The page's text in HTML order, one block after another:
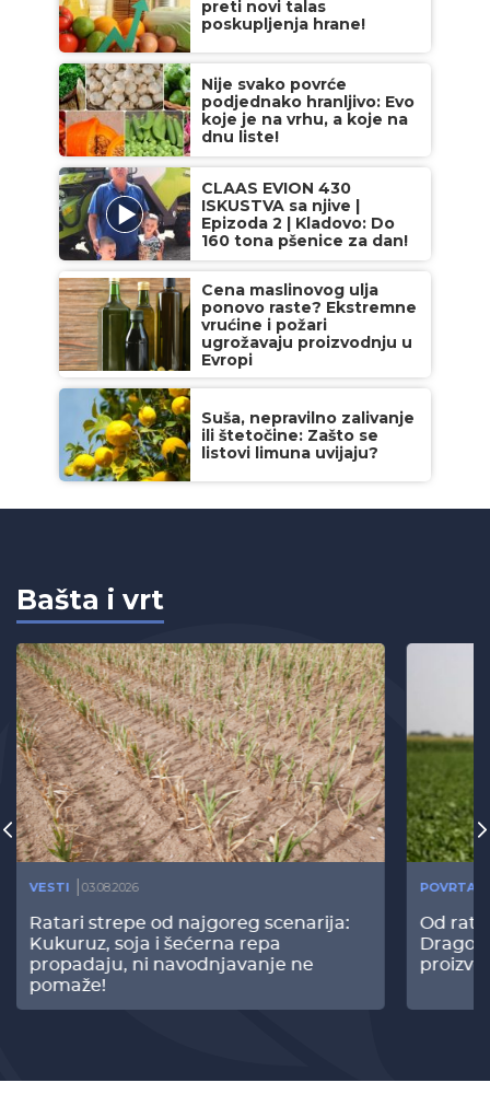
preti novi talas
poskupljenja hrane!
Nije svako povrće
podjednako hranljivo: Evo
koje je na vrhu, a koje na
dnu liste!
CLAAS EVION 430
ISKUSTVA sa njive |
Epizoda 2 | Kladovo: Do
160 tona pšenice za dan!
Cena maslinovog ulja
ponovo raste? Ekstremne
vrućine i požari
ugrožavaju proizvodnju u
Evropi
Suša, nepravilno zalivanje
ili štetočine: Zašto se
listovi limuna uvijaju?
Bašta i vrt
VESTI 03.08.2026
Ratari strepe od najgoreg scenarija:
Kukuruz, soja i šećerna repa
propadaju, ni navodnjavanje ne
pomaže!
Od